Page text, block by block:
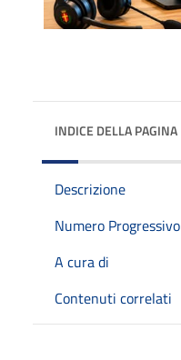
INDICE DELLA PAGINA
Descrizione
Numero Progressivo
A cura di
Contenuti correlati